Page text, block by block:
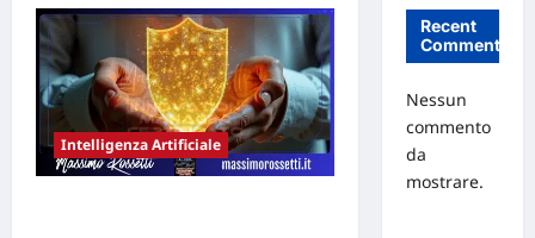
su
DA
SVILUPPATORI
AD
ARCHITETTI
DI
SOLUZIONI
NEL
NUOVO
PANORAMA
TECNOLOGICO
Intelligenza Artificiale
Recent
Comments
Nessun
commento
da
mostrare.